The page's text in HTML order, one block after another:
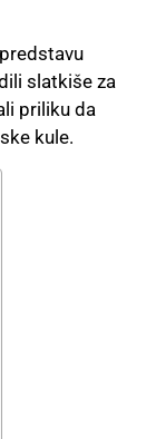
slatkiše za
priliku da
kule.